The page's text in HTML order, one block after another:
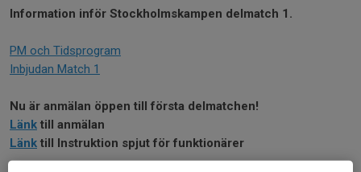
Information inför Stockholmskampen delmatch 1.
PM och Tidsprogram
Inbjudan Match 1
Nu är anmälan öppen till första delmatchen!
Länk till anmälan
Länk till Instruktion spjut för funktionärer